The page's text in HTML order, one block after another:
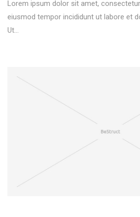
Lorem ipsum dolor sit amet,
eiusmod tempor incididunt ut labore et
Ut...